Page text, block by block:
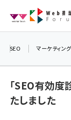
ン
SEO マーケティン
「SEO有効度
たしました